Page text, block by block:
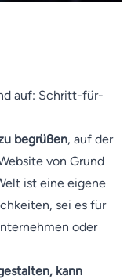
auf: Schritt-für-
begrüßen, auf der
von Grund
ist eine eigene
sei es für
oder
kann